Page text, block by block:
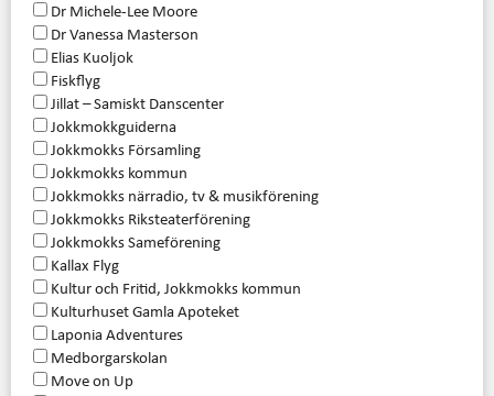
Dr Michele-Lee Moore
Dr Vanessa Masterson
Elias Kuoljok
Fiskflyg
Jillat – Samiskt Danscenter
Jokkmokkguiderna
Jokkmokks Församling
Jokkmokks kommun
Jokkmokks närradio, tv & musikförening
Jokkmokks Riksteaterförening
Jokkmokks Sameförening
Kallax Flyg
Kultur och Fritid, Jokkmokks kommun
Kulturhuset Gamla Apoteket
Laponia Adventures
Medborgarskolan
Move on Up